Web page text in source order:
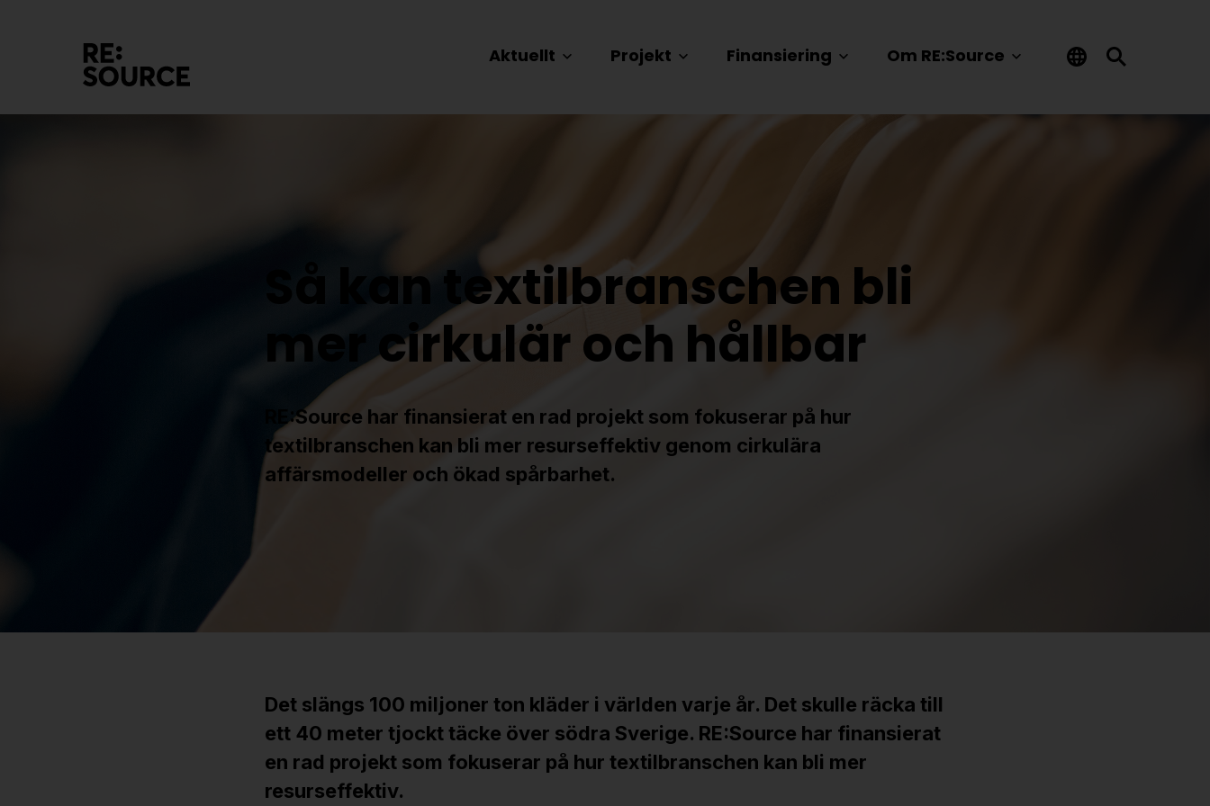
Aktuellt Projekt Finansiering Om RE:Source
Så kan textilbranschen bli
mer cirkulär och hållbar
RE:Source har finansierat en rad projekt som fokuserar på hur
textilbranschen kan bli mer resurseffektiv genom cirkulära
affärsmodeller och ökad spårbarhet.
Det slängs 100 miljoner ton kläder i världen varje år. Det skulle räcka till
ett 40 meter tjockt täcke över södra Sverige. RE:Source har finansierat
en rad projekt som fokuserar på hur textilbranschen kan bli mer
resurseffektiv.